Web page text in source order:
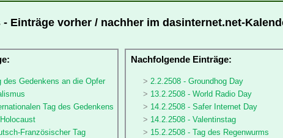
- Einträge vorher / nachher im dasinternet.net-
des Gedenkens an die Opfer
Tag des Gedenkens
Französischer Tag
Nachfolgende Einträge:
2.2.2508 - Groundhog Day
13.2.2508 - World Radio Day
14.2.2508 - Safer Internet Day
14.2.2508 - Valentinstag
15.2.2508 - Tag des Regenwurms